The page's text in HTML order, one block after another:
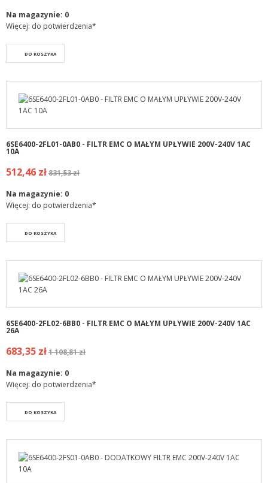
Na magazynie: 0
Więcej: do potwierdzenia*
DO KOSZYKA
6SE6400-2FL01-0AB0 - FILTR EMC O MAŁYM UPŁYWIE 200V-240V 1AC
10A
512,46 zł831,53 zł
Na magazynie: 0
Więcej: do potwierdzenia*
DO KOSZYKA
6SE6400-2FL02-6BB0 - FILTR EMC O MAŁYM UPŁYWIE 200V-240V 1AC
26A
683,35 zł1 108,81 zł
Na magazynie: 0
Więcej: do potwierdzenia*
DO KOSZYKA